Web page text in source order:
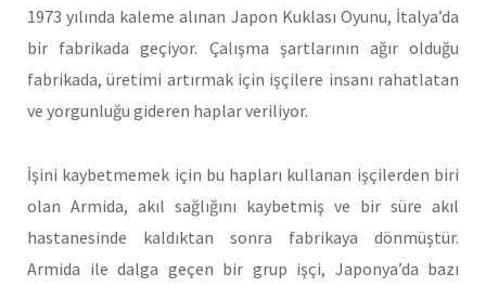
1973 yılında kaleme alınan Japon Kuklası Oyunu, İtalya’da
bir fabrikada geçiyor. Çalışma şartlarının ağır olduğu
fabrikada, üretimi artırmak için işçilere insanı rahatlatan
ve yorgunluğu gideren haplar veriliyor.
İşini kaybetmemek için bu hapları kullanan işçilerden biri
olan Armida, akıl sağlığını kaybetmiş ve bir süre akıl
hastanesinde kaldıktan sonra fabrikaya dönmüştür.
Armida ile dalga geçen bir grup işçi, Japonya’da bazı